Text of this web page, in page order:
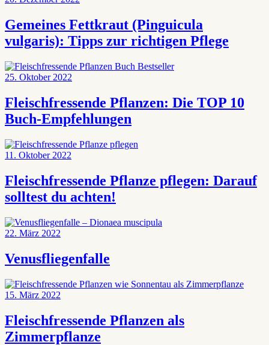
Gemeines Fettkraut (Pinguicula
vulgaris): Tipps zur richtigen Pflege
25. Oktober 2022
Fleischfressende Pflanzen: Die TOP 10
Buch-Empfehlungen
11. Oktober 2022
Fleischfressende Pflanze pflegen: Darauf
solltest du achten!
22. März 2022
Venusfliegenfalle
15. März 2022
Fleischfressende Pflanzen als
Zimmerpflanze